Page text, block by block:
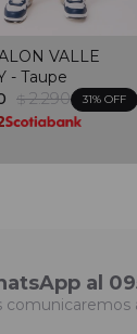
VALLE
- Taupe
$ 2.290 31
al
comunicaremos